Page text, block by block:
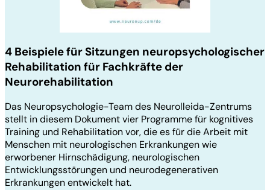
4 Beispiele für Sitzungen neuropsychologischer
Rehabilitation für Fachkräfte der
Neurorehabilitation
Das Neuropsychologie-Team des Neurolleida-Zentrums
stellt in diesem Dokument vier Programme für kognitives
Training und Rehabilitation vor, die es für die Arbeit mit
Menschen mit neurologischen Erkrankungen wie
erworbener Hirnschädigung, neurologischen
Entwicklungsstörungen und neurodegenerativen
Erkrankungen entwickelt hat.